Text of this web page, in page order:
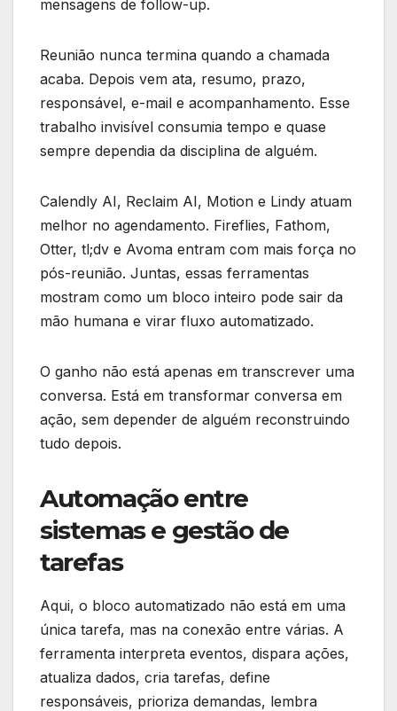
mensagens de follow-up.
Reunião nunca termina quando a chamada
acaba. Depois vem ata, resumo, prazo,
responsável, e-mail e acompanhamento. Esse
trabalho invisível consumia tempo e quase
sempre dependia da disciplina de alguém.
Calendly AI, Reclaim AI, Motion e Lindy atuam
melhor no agendamento. Fireflies, Fathom,
Otter, tl;dv e Avoma entram com mais força no
pós-reunião. Juntas, essas ferramentas
mostram como um bloco inteiro pode sair da
mão humana e virar fluxo automatizado.
O ganho não está apenas em transcrever uma
conversa. Está em transformar conversa em
ação, sem depender de alguém reconstruindo
tudo depois.
Automação entre
sistemas e gestão de
tarefas
Aqui, o bloco automatizado não está em uma
única tarefa, mas na conexão entre várias. A
ferramenta interpreta eventos, dispara ações,
atualiza dados, cria tarefas, define
responsáveis, prioriza demandas, lembra